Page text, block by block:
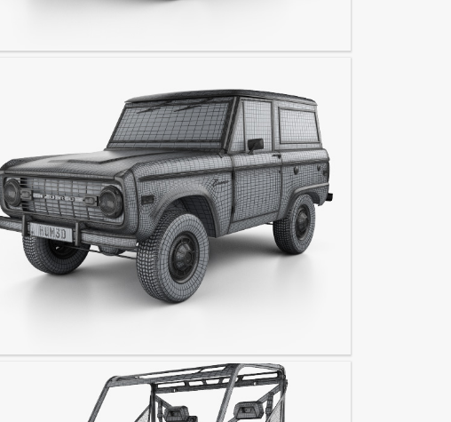
Toyota Hilux Cabina extra Chassis SR 2019